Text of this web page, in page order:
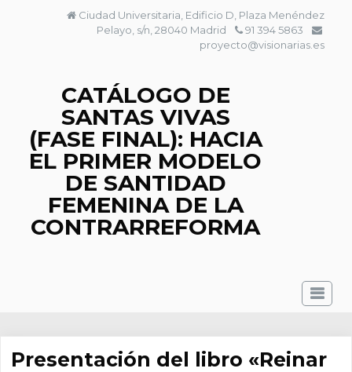
Ciudad Universitaria, Edificio D, Plaza Menéndez
Pelayo, s/n, 28040 Madrid
91 394 5863
proyecto@visionarias.es
CATÁLOGO DE
SANTAS VIVAS
(FASE FINAL): HACIA
EL PRIMER MODELO
DE SANTIDAD
FEMENINA DE LA
CONTRARREFORMA
Presentación del libro «Reinar